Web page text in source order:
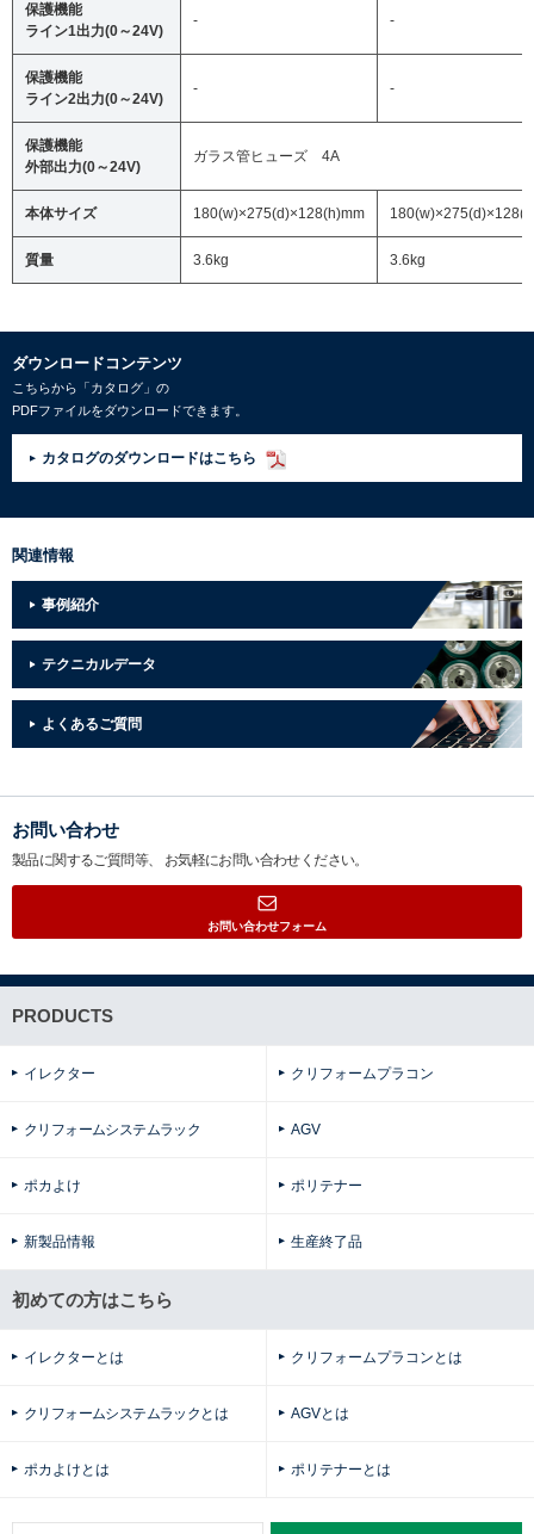
保護機能
ライン1出力(0～24V)
- -
保護機能
ライン2出力(0～24V)
- -
保護機能
外部出力(0～24V)
ガラス管ヒューズ 4A
本体サイズ 180(w)×275(d)×128(h)mm
質量 3.6kg 3.6kg
ダウンロードコンテンツ
こちらから「カタログ」の
PDFファイルをダウンロードできます。
カタログのダウンロードはこちら
関連情報
事例紹介
テクニカルデータ
よくあるご質問
お問い合わせ
製品に関するご質問等、 お気軽にお問い合わせください。
お問い合わせフォーム
PRODUCTS
イレクター クリフォームプラコン
クリフォームシステムラック AGV
ポカよけ ポリテナー
新製品情報 生産終了品
初めての方はこちら
イレクターとは クリフォームプラコンとは
クリフォームシステムラックとは AGVとは
ポカよけとは ポリテナーとは